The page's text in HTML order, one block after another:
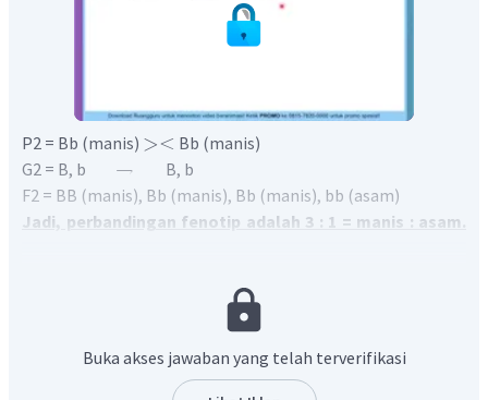
P2 = Bb (manis) >< Bb (manis)
G2 = B, b →
B, b
F2 = BB (manis), Bb (manis), Bb (manis), bb (asam)
Jadi, perbandingan fenotip adalah 3 : 1 = manis : asam.
Buka akses jawaban yang telah terverifikasi